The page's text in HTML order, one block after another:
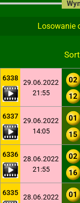
Losowanie
6338
29.06.2022
21:55
02
12
6337
29.06.2022
14:05
01
15
6336
28.06.2022
21:55
02
16
6335
28.06.2022
01